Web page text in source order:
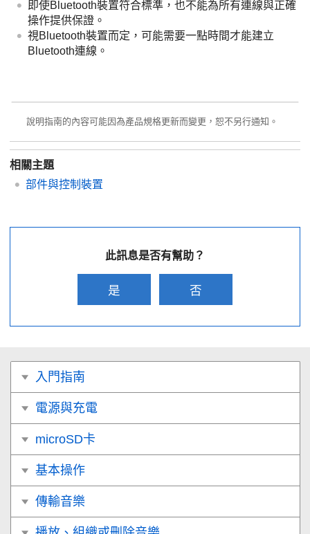
即使Bluetooth裝置符合標準，也不能為所有連線與正確
操作提供保證。
視Bluetooth裝置而定，可能需要一點時間才能建立
Bluetooth連線。
說明指南的內容可能因為產品規格更新而變更，恕不另行通知。
相關主題
部件與控制裝置
此訊息是否有幫助？
是 否
入門指南
電源與充電
microSD卡
基本操作
傳輸音樂